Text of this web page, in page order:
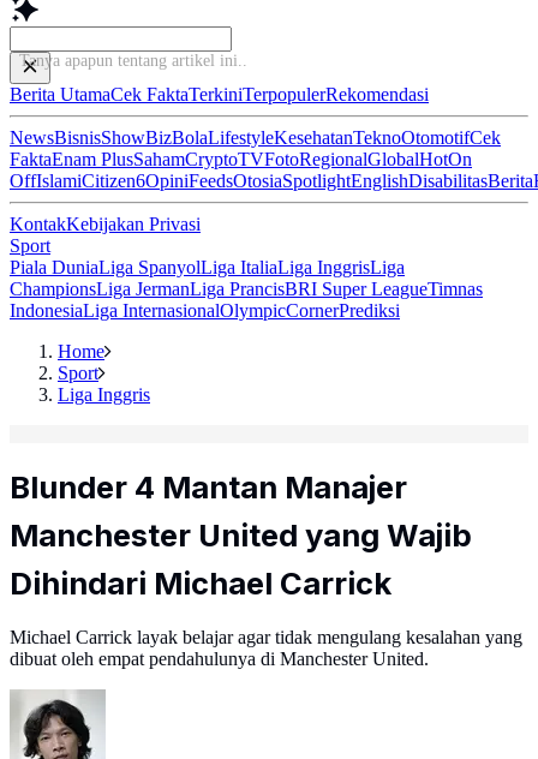
Tanya apapun tent
Berita UtamaCek FaktaTerkiniTerpopulerRekomendasi
NewsBisnisShowBizBolaLifestyleKesehatanTeknoOtomotifCek
FaktaEnam PlusSahamCryptoTVFotoRegionalGlobalHotOn
OffIslamiCitizen6OpiniFeedsOtosiaSpotlightEnglishDisabilitasBerita
KontakKebijakan Privasi
Sport
Piala DuniaLiga SpanyolLiga ItaliaLiga InggrisLiga
ChampionsLiga JermanLiga PrancisBRI Super LeagueTimnas
IndonesiaLiga InternasionalOlympicCornerPrediksi
Home
Sport
Liga Inggris
Blunder 4 Mantan Manajer
Manchester United yang Wajib
Dihindari Michael Carrick
Michael Carrick layak belajar agar tidak mengulang kesalahan yang
dibuat oleh empat pendahulunya di Manchester United.